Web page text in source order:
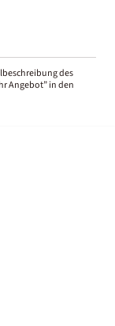
des
Angebot” in den